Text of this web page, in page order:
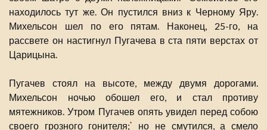
находилось тут же. Он пустился вниз к Черному Яру.
Михельсон шел по его пятам. Наконец, 25-го, на
рассвете он настигнул Пугачева в ста пяти верстах от
Царицына.
Пугачев стоял на высоте, между двумя дорогами.
Михельсон ночью обошел его, и стал противу
мятежников. Утром Пугачев опять увидел перед собою
своего грозного гонителя;* но не смутился, а смело